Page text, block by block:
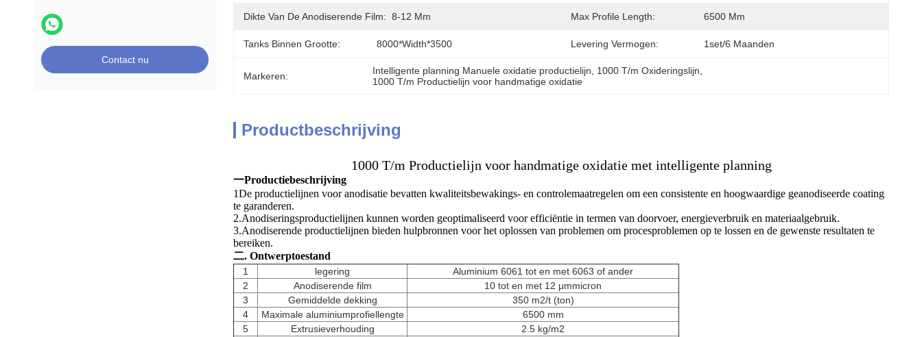
Contact nu
Dikte Van De Anodiserende Film: 8-12 Μm Max Profile Length: 6500 Mm
Tanks Binnen Grootte: 8000*width*3500 Levering Vermogen: 1set/6 Maanden
Markeren: Intelligente planning Manuele oxidatie productielijn 1000 T/m Oxideringslijn
1000 T/m Productielijn voor handmatige oxidatie
Productbeschrijving
1000 T/m Productielijn voor handmatige oxidatie met intelligente planning
一Productiebeschrijving
1De productielijnen voor anodisatie bevatten kwaliteitsbewakings- en controlemaatregelen om een consistente en hoogwaardige geanodiseerde coating
te garanderen.
2.Anodiseringsproductielijnen kunnen worden geoptimaliseerd voor efficiëntie in termen van doorvoer, energieverbruik en materiaalgebruik.
3.Anodiserende productielijnen bieden hulpbronnen voor het oplossen van problemen om procesproblemen op te lossen en de gewenste resultaten te
bereiken.
二. Ontwerptoestand
1 legering
Aluminium 6061 tot en met 6063 of ander
2
Anodiserende film 10 tot en met 12 μmmicron
3
Gemiddelde dekking
350 m2/t (ton)
4
Maximale aluminiumprofiellengte
6500 mm
5
Extrusieverhouding
2.5 kg/m2